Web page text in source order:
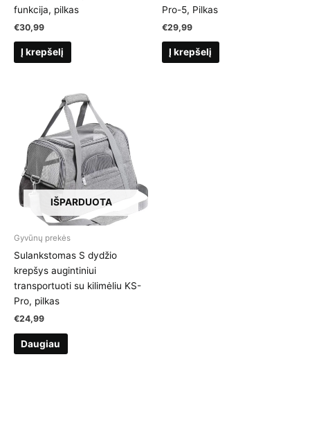
funkcija, pilkas
€30,99
Į krepšelį
Pro-5, Pilkas
€29,99
Į krepšelį
IŠPARDUOTA
Gyvūnų prekės
Sulankstomas S dydžio
krepšys augintiniui
transportuoti su kilimėliu KS-
Pro, pilkas
€24,99
Daugiau